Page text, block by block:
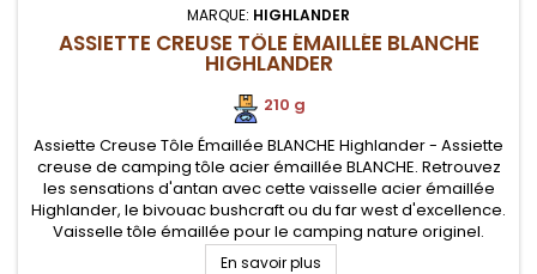
MARQUE: HIGHLANDER
ASSIETTE CREUSE TÔLE ÉMAILLÉE BLANCHE
HIGHLANDER
210 g
Assiette Creuse Tôle Émaillée BLANCHE Highlander - Assiette
creuse de camping tôle acier émaillée BLANCHE. Retrouvez
les sensations d'antan avec cette vaisselle acier émaillée
Highlander, le bivouac bushcraft ou du far west d'excellence.
Vaisselle tôle émaillée pour le camping nature originel.
Robustesse et facilité de nettoyage
En savoir plus